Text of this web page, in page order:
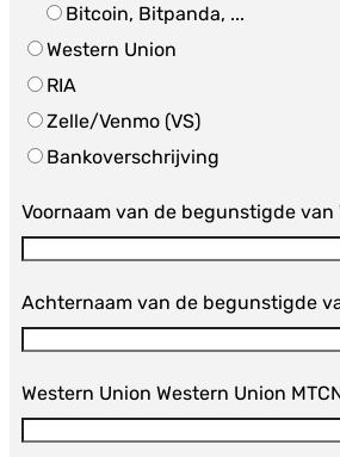
Bitcoin, Bitpanda, ...
Western Union
RIA
Zelle/Venmo (VS)
Bankoverschrijving
Voornaam van de begunstigde van
Achternaam van de begunstigde
Western Union Western Union